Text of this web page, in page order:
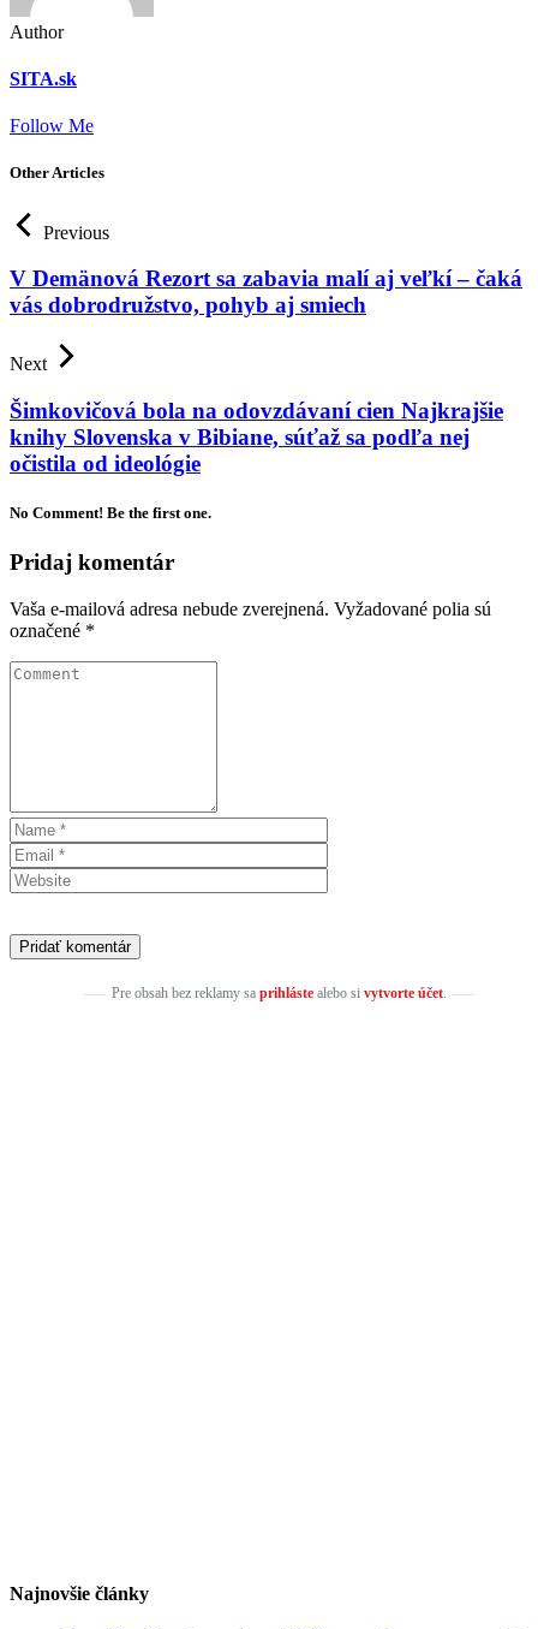
Author
SITA.sk
Follow Me
Other Articles
Previous
V Demänová Rezort sa zabavia malí aj veľkí – čaká
vás dobrodružstvo, pohyb aj smiech
Next
Šimkovičová bola na odovzdávaní cien Najkrajšie
knihy Slovenska v Bibiane, súťaž sa podľa nej
očistila od ideológie
No Comment! Be the first one.
Pridaj komentár
Vaša e-mailová adresa nebude zverejnená. Vyžadované polia sú
označené *
Pre obsah bez reklamy sa prihlástealebo si vytvorte účet.
Najnovšie články